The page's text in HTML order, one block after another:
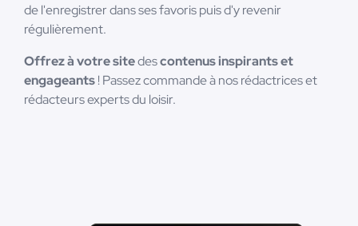
de l'enregistrer dans ses favoris puis d'y revenir
régulièrement.
Offrez à votre sitedescontenus inspirants et
engageants! Passez commande à nos rédactrices et
rédacteurs experts du loisir.